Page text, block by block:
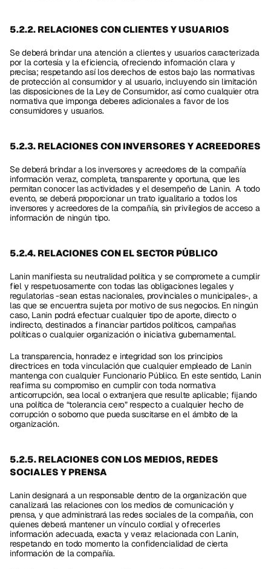
5.2.2. RELACIONES CON CLIENTES Y USUARIOS
Se deberá brindar una atención a clientes y usuarios caracterizada
por la cortesía y la eficiencia, ofreciendo información clara y
precisa; respetando así los derechos de estos bajo las normativas
de protección al consumidor y al usuario, incluyendo sin limitación
las disposiciones de la Ley de Consumidor, así como cualquier otra
normativa que imponga deberes adicionales a favor de los
consumidores y usuarios.
5.2.3. RELACIONES CON INVERSORES Y ACREEDORES
Se deberá brindar a los inversores y acreedores de la compañía
información veraz, completa, transparente y oportuna, que les
permitan conocer las actividades y el desempeño de Lanin.  A todo
evento, se deberá proporcionar un trato igualitario a todos los
inversores y acreedores de la compañía, sin privilegios de acceso a
información de ningún tipo.
5.2.4. RELACIONES CON EL SECTOR PÚBLICO
Lanin manifiesta su neutralidad política y se compromete a cumplir
fiel y respetuosamente con todas las obligaciones legales y
regulatorias -sean estas nacionales, provinciales o municipales-, a
las que se encuentra sujeta por motivo de sus negocios. En ningún
caso, Lanin podrá efectuar cualquier tipo de aporte, directo o
indirecto, destinados a financiar partidos políticos, campañas
políticas o cualquier organización o iniciativa gubernamental.
La transparencia, honradez e integridad son los principios
directrices en toda vinculación que cualquier empleado de Lanin
mantenga con cualquier Funcionario Público. En este sentido, Lanin
reafirma su compromiso en cumplir con toda normativa
anticorrupción, sea local o extranjera que resulte aplicable; fijando
una política de “tolerancia cero” respecto a cualquier hecho de
corrupción o soborno que pueda suscitarse en el ámbito de la
organización.
5.2.5. RELACIONES CON LOS MEDIOS, REDES
SOCIALES Y PRENSA
Lanin designará a un responsable dentro de la organización que
canalizará las relaciones con los medios de comunicación y
prensa, y que administrará las redes sociales de la compañía, con
quienes deberá mantener un vínculo cordial y ofrecerles
información adecuada, exacta y veraz relacionada con Lanin,
respetando en todo momento la confidencialidad de cierta
información de la compañía.